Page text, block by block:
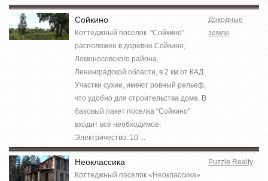
Сойкино
Коттеджный поселок "Сойкино"
расположен в деревне Сойкино,
Ломоносовского района,
Ленинградской области, в 2 км от КАД.
Участки сухие, имеют ровный рельеф,
что удобно для строительства дома. В
базовый пакет поселка "Сойкино"
входит всё необходимое:
Электричество: 10 ...
Доходные
земли
Неоклассика
Коттеджный поселок «Неоклассика»
Puzzle Realty